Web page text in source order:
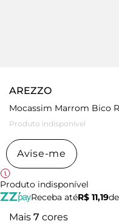
AREZZO
Mocassim Marrom Bico
Produto indisponível
Avise-me
Produto indisponível
Receba atéR$ 11,19
Mais 7 cores